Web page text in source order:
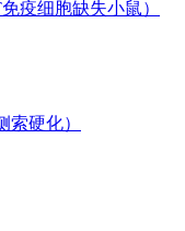
疫细胞缺失小鼠）
索硬化）